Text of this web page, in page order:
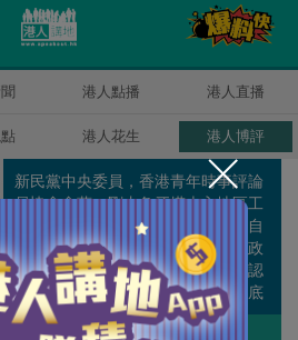
港人點播 港人直播
港人花生 港人博評
新民黨中央委員，香港青年時事評論
員協會會董。剛由象牙塔走入地區工
作，遊走於理論與現實之間，不知自
己算是離地還是在地，但肯定任何政
策脫離社區都只會變成笑話，如果認
真就輸了，那就用輸家的身份走到底
吧。
作者其他博評